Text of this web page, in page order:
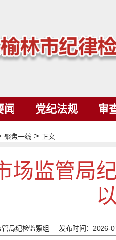
闻 党纪法规 审
聚焦一线 > 正文
场监管局
管局纪检监察组 发布时间：